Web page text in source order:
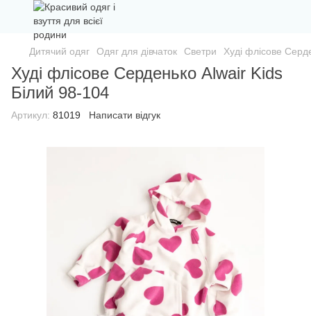
Дитячий одяг Одяг для дівчаток Светри Худі флісове
Худі флісове Серденько Alwair Kids
Білий 98-104
Артикул: 81019 Написати відгук